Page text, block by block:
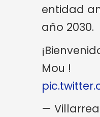
entidad
año 2030.
Mou !
—